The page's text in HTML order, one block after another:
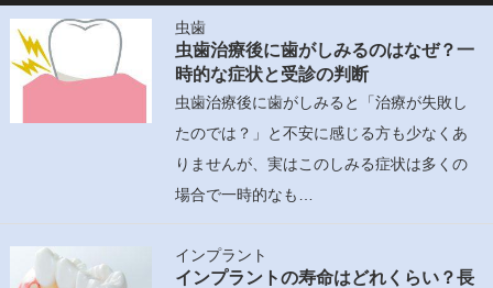
虫歯
虫歯治療後に歯がしみるのはなぜ？一
時的な症状と受診の判断
虫歯治療後に歯がしみると「治療が失敗し
たのでは？」と不安に感じる方も少なくあ
りませんが、実はこのしみる症状は多くの
場合で一時的なも…
インプラント
インプラントの寿命はどれくらい？長